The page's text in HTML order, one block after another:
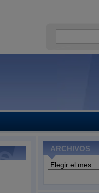
ARCHIVOS
Archivos